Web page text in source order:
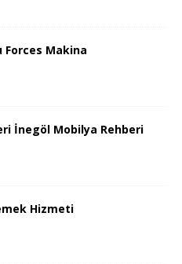
Makina
İnegöl Mobilya Rehberi
Hizmeti